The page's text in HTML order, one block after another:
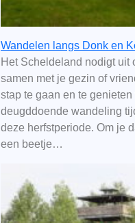
Wandelen langs Donk en
Het Scheldeland nodigt uit
samen met je gezin of
stap te gaan en te genieten
deugddoende wandeling
deze herfstperiode. Om je
een beetje…